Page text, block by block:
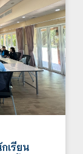
เรียน